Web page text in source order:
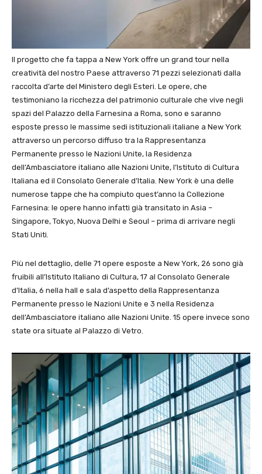
Il progetto che fa tappa a New York offre un grand tour nella
creatività del nostro Paese attraverso 71 pezzi selezionati dalla
raccolta d’arte del Ministero degli Esteri. Le opere, che
testimoniano la ricchezza del patrimonio culturale che vive negli
spazi del Palazzo della Farnesina a Roma, sono e saranno
esposte presso le massime sedi istituzionali italiane a New York
attraverso un percorso diffuso tra la Rappresentanza
Permanente presso le Nazioni Unite, la Residenza
dell’Ambasciatore italiano alle Nazioni Unite, l’Istituto di Cultura
Italiana ed il Consolato Generale d’Italia. New York è una delle
numerose tappe che ha compiuto quest’anno la Collezione
Farnesina: le opere hanno infatti già transitato in Asia –
Singapore, Tokyo, Nuova Delhi e Seoul – prima di arrivare negli
Stati Uniti.
Più nel dettaglio, delle 71 opere esposte a New York, 26 sono già
fruibili all’Istituto Italiano di Cultura, 17 al Consolato Generale
d’Italia, 6 nella hall e sala d’aspetto della Rappresentanza
Permanente presso le Nazioni Unite e 3 nella Residenza
dell’Ambasciatore italiano alle Nazioni Unite. 15 opere invece sono
state ora situate al Palazzo di Vetro.